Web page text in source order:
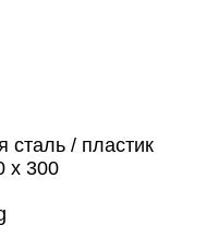
/ пластик
х 300